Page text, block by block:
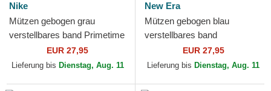
Nike
Mützen gebogen grau
verstellbares band Primetime
Club Structured UV Poly
Ripstop der Los Angeles...
EUR 27,95
Lieferung bis Dienstag, Aug. 11
New Era
Mützen gebogen blau
verstellbares band
9TWENTY Core Classic der
Los Angeles Dodgers MLB
EUR 27,95
Lieferung bis Dienstag, Aug. 11